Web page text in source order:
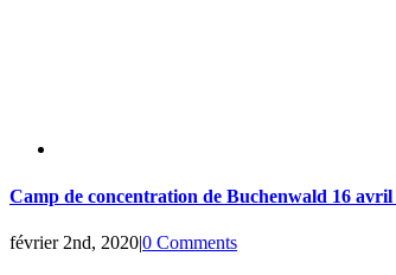
Camp de concentration de Buchenwald 16 avril
février 2nd, 2020|0 Comments